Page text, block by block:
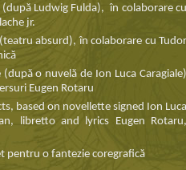
(după Ludwig Fulda), în colaborare cu
jr.
absurd), în colaborare cu Tudor
o nuvelă de Ion Luca Caragiale)
Eugen Rotaru
based on novellette signed Ion
libretto and lyrics Eugen Rotaru,
pentru o fantezie coregrafică